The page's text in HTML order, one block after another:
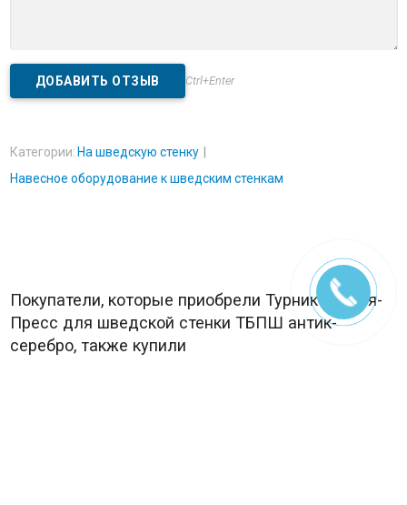
Ctrl+Enter
Категории: На шведскую стенку
Навесное оборудование к шведским стенкам
Покупатели, которые приобрели Турник-Брусья-
Пресс для шведской стенки ТБПШ антик-
серебро, также купили